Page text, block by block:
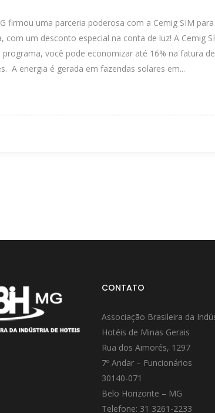
firmou uma parceria poderosa com a Cemig SIM
com um desconto especial na conta de luz! A Cemig
programa, você pode economizar até 16% na fatura
A energia é gerada em fazendas solares em...
CONTATO
Associação Brasileira da
Hotéis de Minas Gerais
Rua dos Aimorés, 1297
7º Andar – Funcionários
30140-071
Belo Horizonte – MG
Telefone: 31 3261-2233